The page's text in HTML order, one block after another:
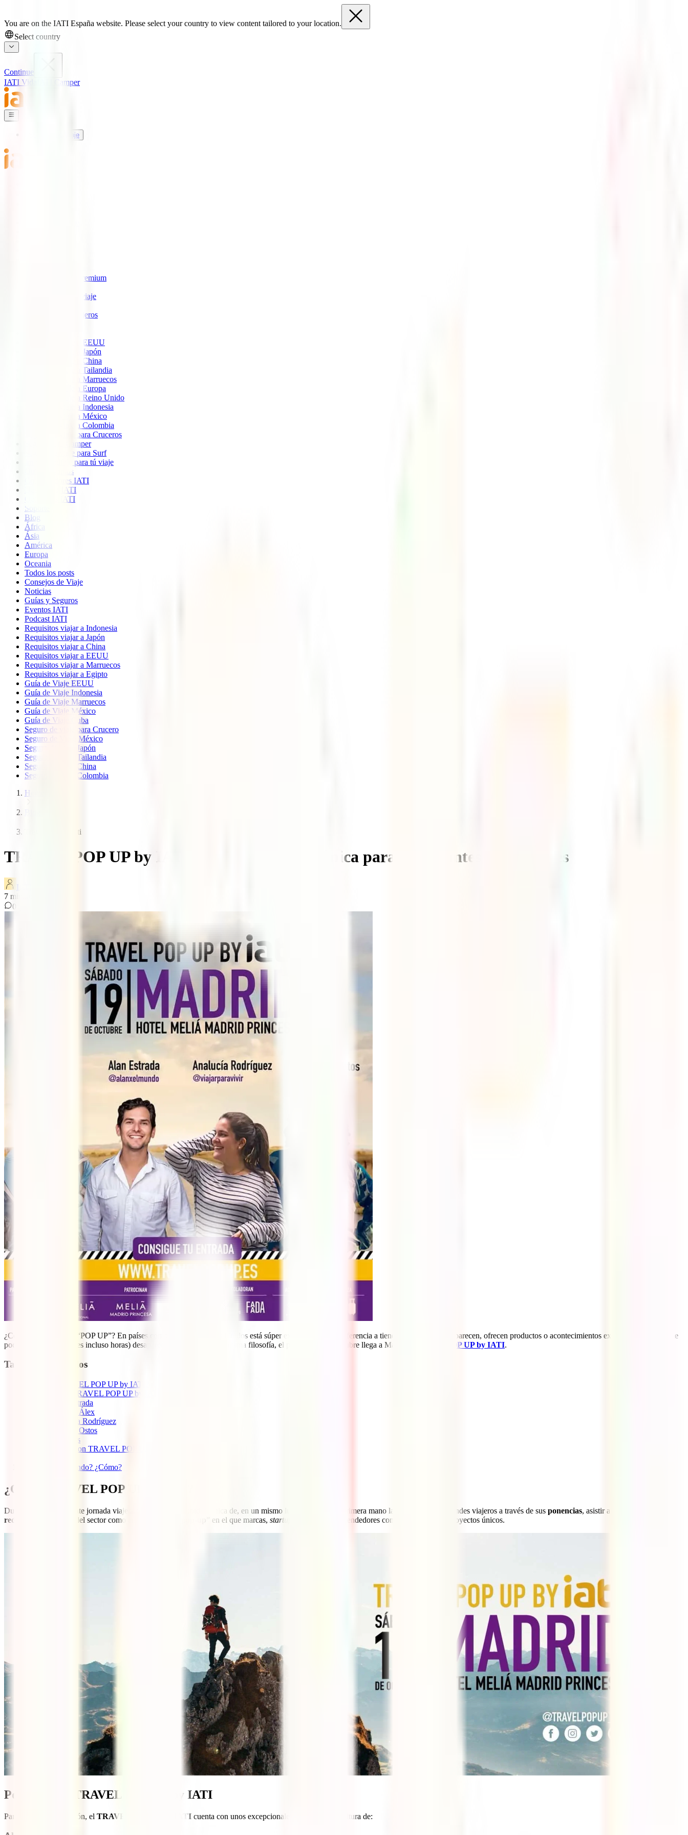
You are on the IATI España website. Please select your country to view content tailored to your location.
Select country
Continue
IATI Vida
IATI Camper
Seguros de Viaje
IATI Anulación Premium
IATI Anual Multiviaje
IATI Grandes Viajeros
Seguro de viaje a EEUU
Seguro de viaje a Japón
Seguro de viaje a China
Seguro de viaje a Tailandia
Seguro de viaje a Marruecos
Seguro de viaje a Europa
Seguro de viaje a Reino Unido
Seguro de viaje a Indonesia
Seguro de viaje a México
Seguro de viaje a Colombia
Seguro de viaje para Cruceros
Seguro para Camper
Seguro de viaje para Surf
Imprescindible para tú viaje
Quiénes somos
Colaboradores IATI
Descuento IATI
Opiniones IATI
Soporte
Blog
África
Ásia
América
Europa
Oceania
Todos los posts
Consejos de Viaje
Noticias
Guías y Seguros
Eventos IATI
Podcast IATI
Requisitos viajar a Indonesia
Requisitos viajar a Japón
Requisitos viajar a China
Requisitos viajar a EEUU
Requisitos viajar a Marruecos
Requisitos viajar a Egipto
Guía de Viaje EEUU
Guía de Viaje Indonesia
Guía de Viaje Marruecos
Guía de Viaje México
Guía de Viaje Cuba
Seguro de viaje para Crucero
Seguro de Viaje México
Seguro de viaje Japón
Seguro de viaje Tailandia
Seguro de viaje China
Seguro de viaje Colombia
Home
Travel pop up iati
TRAVEL POP UP by IATI, una oportunidad única para los amantes de los viajes
7 minutos de lectura
0
¿Conoces el concepto “POP UP”? En países como Japón o Estados Unidos está súper extendido y hace referencia a tiendas y eventos que aparecen, ofrecen productos o acontecimientos exclusivos y al cabo de
pocos días (en ocasiones incluso horas) desaparecen. Siguiendo esta misma filosofía, el próximo 19 de octubre llega a Madrid
TRAVEL POP UP by IATI.
Tabla de contenidos
¿Qué es TRAVEL POP UP by IATI?
Ponentes del TRAVEL POP UP by IATI
Alan Estrada
Enrique Álex
Analucía Rodríguez
Agustín Ostos
Mesas redondas
IATI Seguros con TRAVEL POP UP
¿Dónde? ¿Cuándo? ¿Cómo?
¿Qué es TRAVEL POP UP by IATI?
Durante esta apasionante jornada viajera tendrás la oportunidad única de, en un mismo lugar, conocer de primera mano la experiencia de grandes viajeros a través de sus ponencias, asistir a interesantes
redondas
con líderes del sector como anfitriones y el “ ” en el que marcas, startups y viajeros emprendedores compartirán contigo proyectos únicos.
Ponentes del TRAVEL POP UP by IATI
Para esta primera edición, el TRAVEL POP UP by IATI cuenta con unos excepcionales ponentes de la altura de: